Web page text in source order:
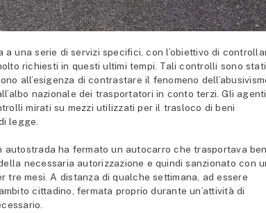
una serie di servizi specifici, con l’obiettivo di
richiesti in questi ultimi tempi. Tali controlli sono stati
all’esigenza di contrastare il fenomeno
nazionale dei trasportatori in conto terzi. Gli agenti
mirati su mezzi utilizzati per il trasloco di beni
legge.
autostrada ha fermato un autocarro che trasportava
necessaria autorizzazione e quindi sanzionato con
mesi. A distanza di qualche settimana, ad essere
cittadino, fermata proprio durante un’attività di